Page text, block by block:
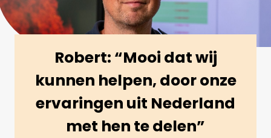
Robert: “Mooi dat wij
kunnen helpen, door onze
ervaringen uit Nederland
met hen te delen”